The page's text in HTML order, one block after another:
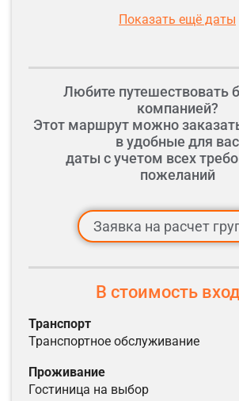
Показать ещё даты
Любите путешествовать
компанией?
Этот маршрут можно
в удобные для вас
даты с учетом всех
пожеланий
Заявка на расчет
В стоимость
транспорт
транспортное обслуживание
проживание
гостиница на выбор